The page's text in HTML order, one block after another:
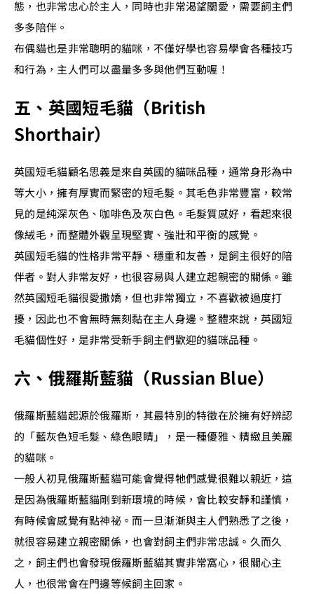
態，也非常忠心於主人，同時也非常渴望關愛，需要飼主們
多多陪伴。
布偶貓也是非常聰明的貓咪，不僅好學也容易學會各種技巧
和行為，主人們可以盡量多多與他們互動喔！
五、英國短毛貓（British
Shorthair）
英國短毛貓顧名思義是來自英國的貓咪品種，通常身形為中
等大小，擁有厚實而緊密的短毛髮。其毛色非常豐富，較常
見的是純深灰色、咖啡色及灰白色。毛髮質感好，看起來很
像絨毛，而整體外觀呈現堅實、強壯和平衡的感覺。
英國短毛貓的性格非常平靜、穩重和友善，是飼主很好的陪
伴者。對人非常友好，也很容易與人建立起親密的關係。雖
然英國短毛貓很愛撒嬌，但也非常獨立，不喜歡被過度打
擾，因此也不會無時無刻黏在主人身邊。整體來說，英國短
毛貓個性好，是非常受新手飼主們歡迎的貓咪品種。
六、俄羅斯藍貓（Russian Blue）
俄羅斯藍貓起源於俄羅斯，其最特別的特徵在於擁有好辨認
的「藍灰色短毛髮、綠色眼睛」，是一種優雅、精緻且美麗
的貓咪。
一般人初見俄羅斯藍貓可能會覺得牠們感覺很難以親近，這
是因為俄羅斯藍貓剛到新環境的時候，會比較安靜和謹慎，
有時候會感覺有點神祕。而一旦漸漸與主人們熟悉了之後，
就很容易建立親密關係，也會對飼主們非常忠誠。久而久
之，飼主們也會發現俄羅斯藍貓其實非常窩心，很關心主
人，也很常會在門邊等候飼主回家。